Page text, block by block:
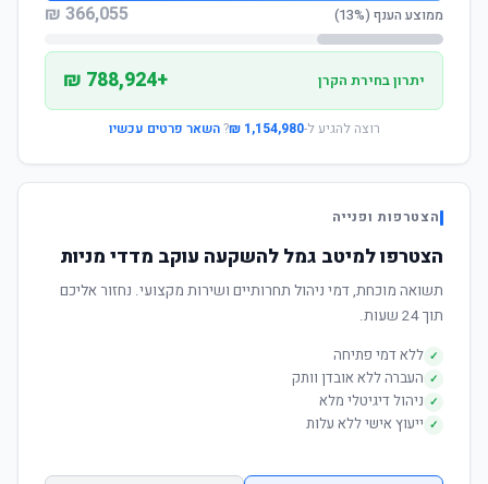
ממוצע הענף (13%) 366,055 ₪
יתרון בחירת הקרן +788,924 ₪
רוצה להגיע ל-1,154,980 ₪
?השאר פרטים עכשיו
הצטרפות ופנייה
הצטרפו למיטב גמל להשקעה עוקב מדדי מניות
תשואה מוכחת, דמי ניהול תחרותיים ושירות מקצועי. נחזור אליכם
תוך 24 שעות.
✓ ללא דמי פתיחה
✓ העברה ללא אובדן וותק
✓ ניהול דיגיטלי מלא
✓ ייעוץ אישי ללא עלות